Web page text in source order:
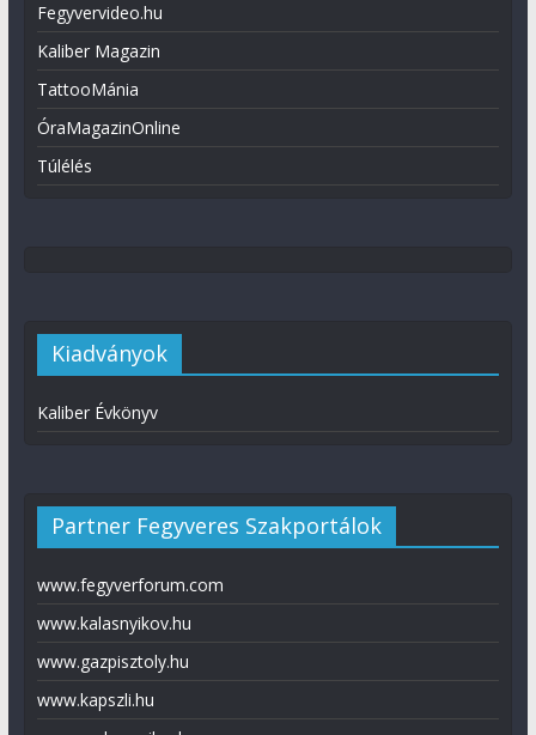
Fegyvervideo.hu
Kaliber Magazin
TattooMánia
ÓraMagazinOnline
Túlélés
Kiadványok
Kaliber Évkönyv
Partner Fegyveres Szakportálok
www.fegyverforum.com
www.kalasnyikov.hu
www.gazpisztoly.hu
www.kapszli.hu